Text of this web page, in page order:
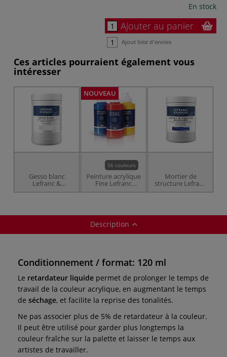
En stock
Ajouter au panier
Ajout liste d'envies
Ces articles pourraient également vous
intéresser
Gesso blanc
Lefranc &
Bourgeois
NOUVEAU
56 couleurs
Peinture acrylique
Fine Lefranc
Bourgeois
Mortier de
structure Lefranc
& Bourgeois
Description
Conditionnement / format: 120 ml
Le retardateur liquide permet de prolonger le temps de
travail de la couleur acrylique, en augmentant le temps
de séchage, et facilite la reprise des tonalités.
Ne pas associer plus de 5% de retardateur à la couleur.
Il peut être utilisé pour garder plus longtemps la
couleur fraîche sur la palette et laisser le temps aux
artistes de travailler.